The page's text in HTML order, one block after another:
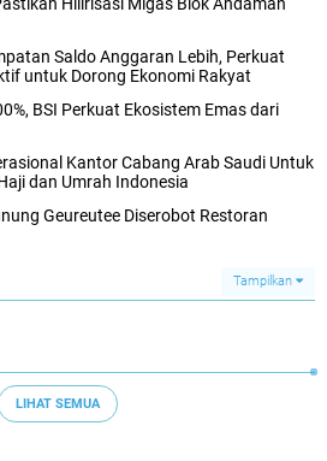
Saldo Anggaran Lebih, Perkuat
untuk Dorong Ekonomi Rakyat
BSI Perkuat Ekosistem Emas dari
Kantor Cabang Arab Saudi Untuk
dan Umrah Indonesia
Geureutee Diserobot Restoran
Tampilkan
LIHAT SEMUA